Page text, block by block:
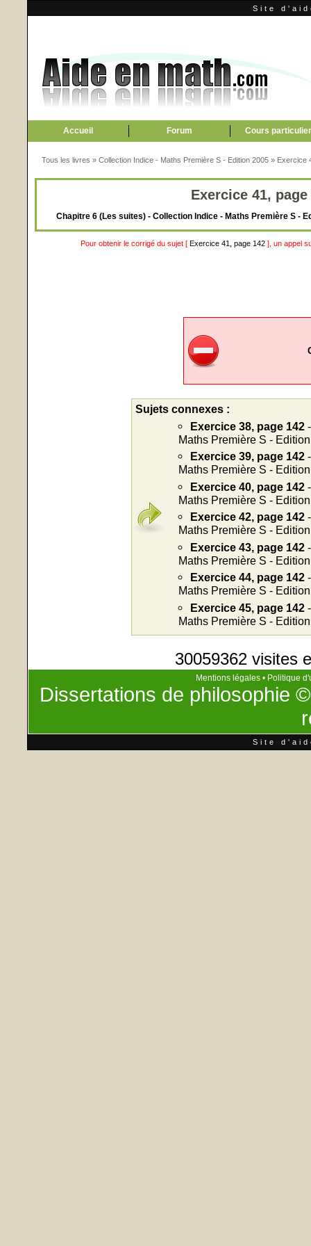
Site
Accueil Forum Cours
Tous les livres » Collection Indice - Maths Première S - Edition 2005 » Exercice
Exercice 41, page
Chapitre 6 (Les suites) - Collection Indice - Maths Première S -
Pour obtenir le corrigé du sujet [ Exercice 41, page 142 ], un appel
Sujets connexes :
Exercice 38, page 142
Maths Première S -
Exercice 39, page 142
Maths Première S -
Exercice 40, page 142
Maths Première S -
Exercice 42, page 142
Maths Première S -
Exercice 43, page 142
Maths Première S -
Exercice 44, page 142
Maths Première S -
Exercice 45, page 142
Maths Première S -
30059362 visites
Mentions légales • Politique
Dissertations de philosophie
Site